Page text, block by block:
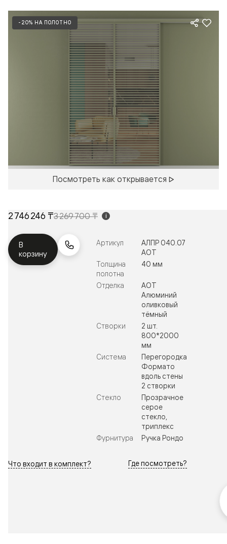
-20% НА ПОЛОТНО
Посмотреть как открывается
2 746 246 ₸3 269 700 ₸ i
В
корзину
Артикул
АЛПР 040.07
АОТ
Толщина
полотна
40 мм
Отделка
АОТ
Алюминий
оливковый
тёмный
Створки
2 шт.
800*2000
мм
Система
Перегородка
Формато
вдоль стены
2 створки
Стекло
Прозрачное
серое
стекло,
триплекс
Фурнитура
Ручка Рондо
Что входит в комплект? Где посмотреть?